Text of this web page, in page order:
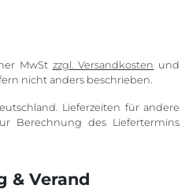
MwSt zzgl. Versandkosten und
nicht anders beschrieben.
Lieferzeiten für andere
Berechnung des Liefertermins
& Verand